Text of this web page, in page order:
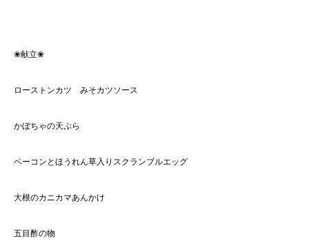
❀献立❀
ローストンカツ みそカツソース
かぼちゃの天ぷら
ベーコンとほうれん草入りスクランブルエッグ
大根のカニカマあんかけ
五目酢の物